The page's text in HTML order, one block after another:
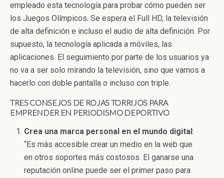
empleado esta tecnología para probar cómo pueden ser
los Juegos Olímpicos. Se espera el Full HD, la televisión
de alta definición e incluso el audio de alta definición. Por
supuesto, la tecnología aplicada a móviles, las
aplicaciones. El seguimiento por parte de los usuarios ya
no va a ser solo mirando la televisión, sino que vamos a
hacerlo con doble pantalla o incluso con triple.
TRES CONSEJOS DE ROJAS TORRIJOS PARA
EMPRENDER EN PERIODISMO DEPORTIVO
Crea una marca personal en el mundo digital:
“Es más accesible crear un medio en la web que
en otros soportes más costosos. El ganarse una
reputación online puede ser el primer paso para